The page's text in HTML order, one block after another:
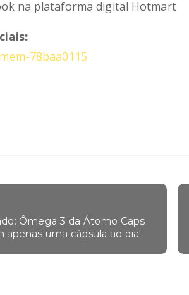
na plataforma digital Hotmart
78baa0115
Ômega 3 da Átomo Caps
uma cápsula ao dia!